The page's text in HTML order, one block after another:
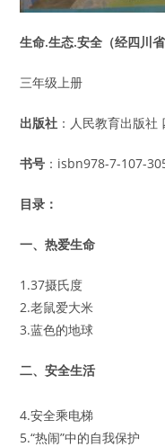
生命.生态.安全（经四川
三年级上册
出版社 ：人民教育出版社
书号 ：isbn978-7-107-
目录：
一、热爱生命
1.37摄氏度
2.老鼠爱大米
3.蓝色的地球
二、安全生活
4.安全乘电梯
5.“热闹”中的自我保护